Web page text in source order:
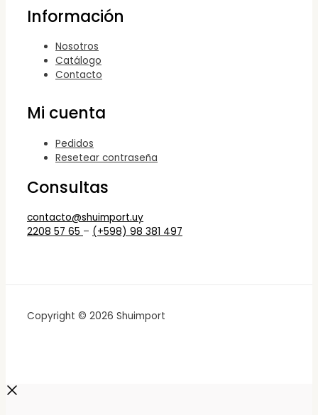
Información
Nosotros
Catálogo
Contacto
Mi cuenta
Pedidos
Resetear contraseña
Consultas
contacto@shuimport.uy
2208 57 65 – (+598) 98 381 497
Copyright © 2026 Shuimport